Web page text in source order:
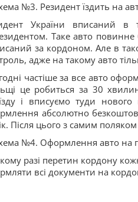
№3. Резидент їздить на
України вписаний в
Таке авто повинне
за кордоном. Але в
адже на такому авто
частіше за все авто
це робиться за 30
і вписуємо туди нового
абсолютно
Після цього з самим
№4. Оформлення авто на
разі перетин кордону
всі документи на